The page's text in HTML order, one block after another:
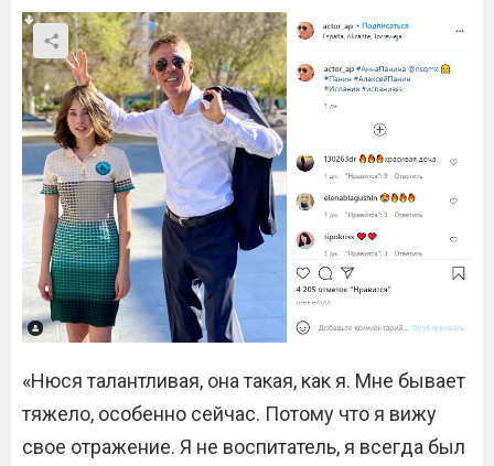
«Нюся талантливая, она такая, как я. Мне бывает
тяжело, особенно сейчас. Потому что я вижу
свое отражение. Я не воспитатель, я всегда был